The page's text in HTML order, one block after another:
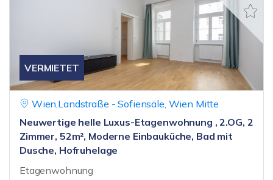
VERMIETET
Wien,Landstraße - Sofiensäle, Wien Mitte
Neuwertige helle Luxus-Etagenwohnung , 2.OG, 2
Zimmer, 52m², Moderne Einbauküche, Bad mit
Dusche, Hofruhelage
Etagenwohnung